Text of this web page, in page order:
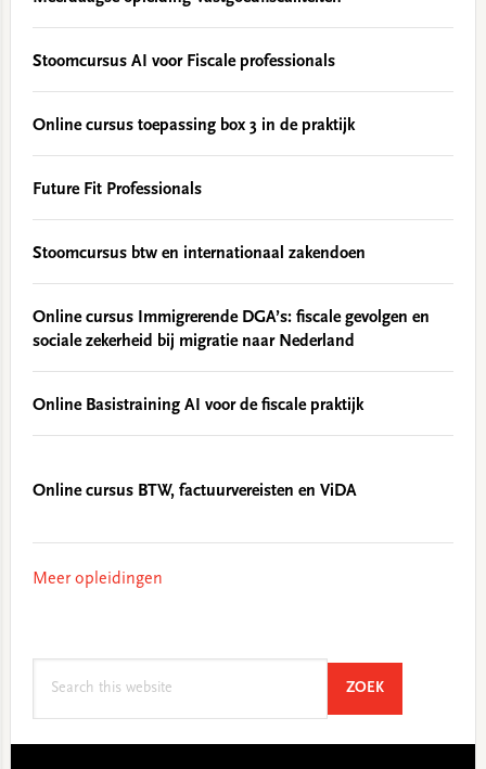
Stoomcursus AI voor Fiscale professionals
Online cursus toepassing box 3 in de praktijk
Future Fit Professionals
Stoomcursus btw en internationaal zakendoen
Online cursus Immigrerende DGA’s: fiscale gevolgen en
sociale zekerheid bij migratie naar Nederland
Online Basistraining AI voor de fiscale praktijk
Online cursus BTW, factuurvereisten en ViDA
Meer opleidingen
ZOEKSEARCH